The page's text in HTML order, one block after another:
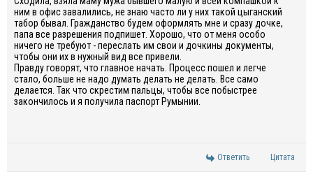
ним в офис завалились, не знаю часто ли у них такой цыганский
табор бывал. Гражданство будем оформлять мне и сразу дочке,
папа все разрешения подпишет. Хорошо, что от меня особо
ничего не требуют - переслать им свои и дочкины документы,
чтобы они их в нужный вид все привели.
Правду говорят, что главное начать. Процесс пошел и легче
стало, больше не надо думать делать не делать. Все само
делается. Так что скрестим пальцы, чтобы все побыстрее
закончилось и я получила паспорт Румынии.
Ответить Цитата